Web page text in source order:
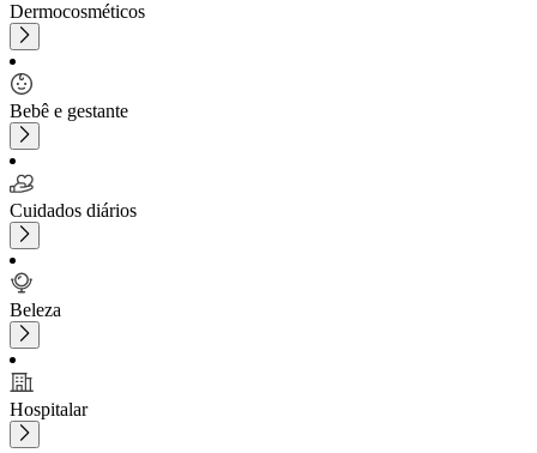
Dermocosméticos
Bebê e gestante
Cuidados diários
Beleza
Hospitalar